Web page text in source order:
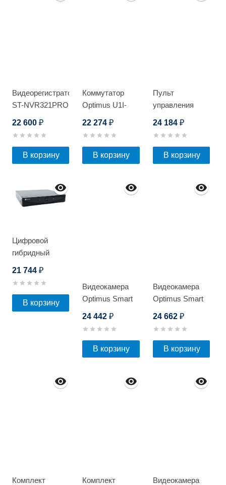
Видеорегистратор
ST-NVR321PRO
22 600 ₽
В корзину
Коммутатор
Optimus U1I-
22 274₽
В корзину
Пульт
управления
24 184 ₽
В корзину
Цифровой
гибридный
21 744 ₽
В корзину
Видеокамера
Optimus Smart
24 442₽
В корзину
Видеокамера
Optimus Smart
24 662 ₽
В корзину
Комплект
Комплект
Видеокамера